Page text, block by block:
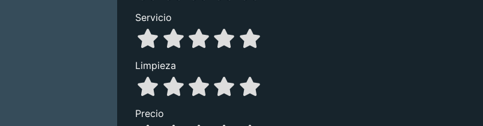
Servicio
Limpieza
Precio